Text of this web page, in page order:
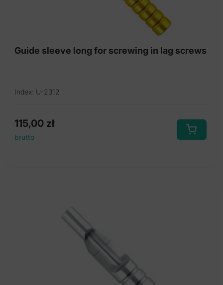
Guide sleeve long for screwing in lag screws
Index: U-2312
115,00 zł
brutto